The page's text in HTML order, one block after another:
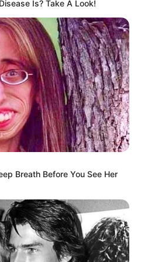
Tidur yang Dulunya
dengan tentara
Iran
Is? Take A Look!
Breath Before You See Her